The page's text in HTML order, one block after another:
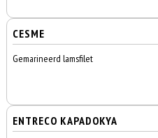
CESME
Gemarineerd lamsfilet
ENTRECO KAPADOKYA